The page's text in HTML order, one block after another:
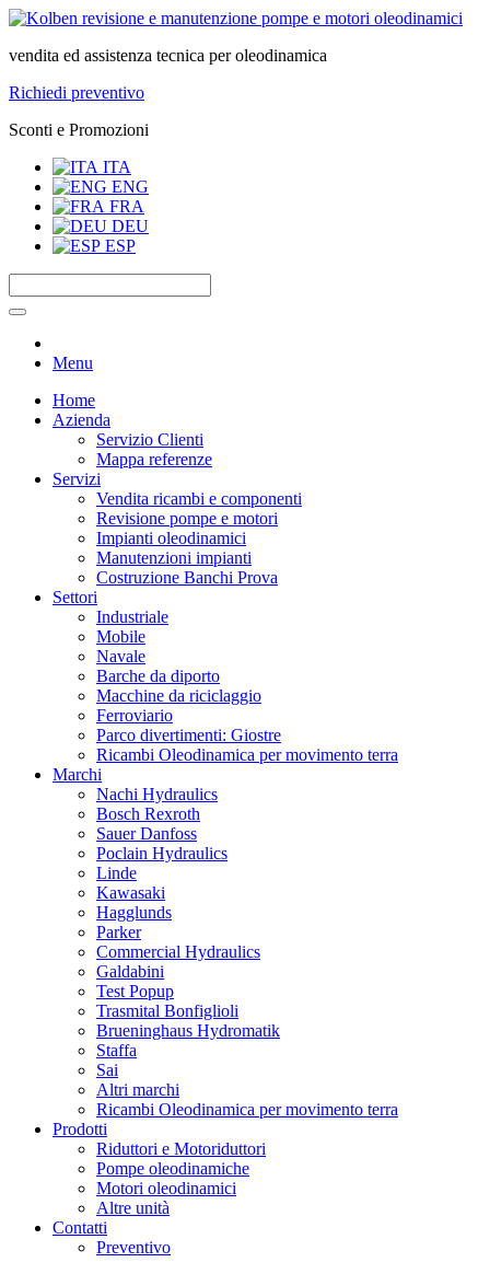
vendita ed assistenza tecnica per oleodinamica
Richiedi preventivo
Sconti e Promozioni
ITA
ENG
FRA
DEU
ESP
Menu
Home
Azienda
Servizio Clienti
Mappa referenze
Servizi
Vendita ricambi e componenti
Revisione pompe e motori
Impianti oleodinamici
Manutenzioni impianti
Costruzione Banchi Prova
Settori
Industriale
Mobile
Navale
Barche da diporto
Macchine da riciclaggio
Ferroviario
Parco divertimenti: Giostre
Ricambi Oleodinamica per movimento terra
Marchi
Nachi Hydraulics
Bosch Rexroth
Sauer Danfoss
Poclain Hydraulics
Linde
Kawasaki
Hagglunds
Parker
Commercial Hydraulics
Galdabini
Test Popup
Trasmital Bonfiglioli
Brueninghaus Hydromatik
Staffa
Sai
Altri marchi
Ricambi Oleodinamica per movimento terra
Prodotti
Riduttori e Motoriduttori
Pompe oleodinamiche
Motori oleodinamici
Altre unità
Contatti
Preventivo